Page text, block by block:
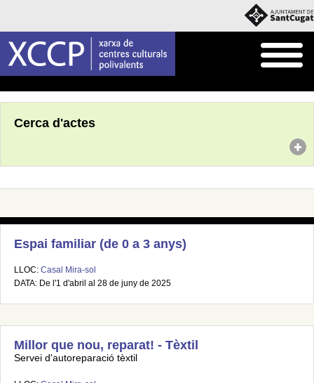
Cerca d'actes
Espai familiar (de 0 a 3 anys)
LLOC: Casal Mira-sol
DATA: De l'1 d'abril al 28 de juny de 2025
Millor que nou, reparat! - Tèxtil
Servei d'autoreparació tèxtil